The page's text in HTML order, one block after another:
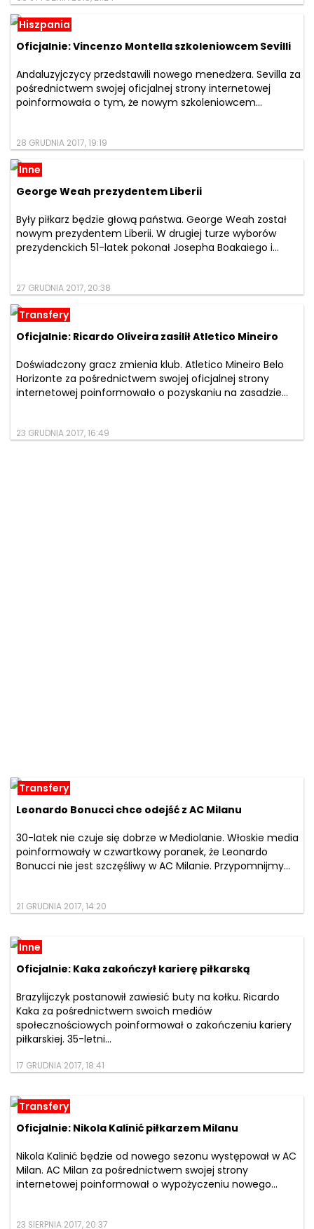
Hiszpania
Oficjalnie: Vincenzo Montella szkoleniowcem Sevilli
Andaluzyjczycy przedstawili nowego menedżera. Sevilla za
pośrednictwem swojej oficjalnej strony internetowej
poinformowała o tym, że nowym szkoleniowcem...
28 GRUDNIA 2017, 19:19
Inne
George Weah prezydentem Liberii
Były piłkarz będzie głową państwa. George Weah został
nowym prezydentem Liberii. W drugiej turze wyborów
prezydenckich 51-latek pokonał Josepha Boakaiego i...
27 GRUDNIA 2017, 20:38
Transfery
Oficjalnie: Ricardo Oliveira zasilił Atletico Mineiro
Doświadczony gracz zmienia klub. Atletico Mineiro Belo
Horizonte za pośrednictwem swojej oficjalnej strony
internetowej poinformowało o pozyskaniu na zasadzie...
23 GRUDNIA 2017, 16:49
Transfery
Leonardo Bonucci chce odejść z AC Milanu
30-latek nie czuje się dobrze w Mediolanie. Włoskie media
poinformowały w czwartkowy poranek, że Leonardo
Bonucci nie jest szczęśliwy w AC Milanie. Przypomnijmy...
21 GRUDNIA 2017, 14:20
Inne
Oficjalnie: Kaka zakończył karierę piłkarską
Brazylijczyk postanowił zawiesić buty na kołku. Ricardo
Kaka za pośrednictwem swoich mediów
społecznościowych poinformował o zakończeniu kariery
piłkarskiej. 35-letni...
17 GRUDNIA 2017, 18:41
Transfery
Oficjalnie: Nikola Kalinić piłkarzem Milanu
Nikola Kalinić będzie od nowego sezonu występował w AC
Milan. AC Milan za pośrednictwem swojej strony
internetowej poinformował o wypożyczeniu nowego...
23 SIERPNIA 2017, 20:37